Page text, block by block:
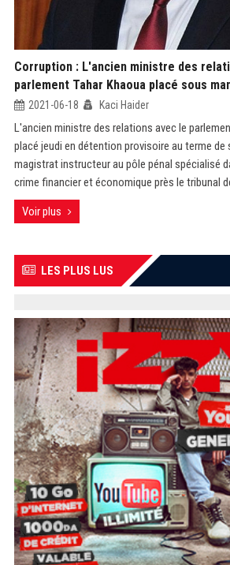
Corruption : L'ancien ministre des
parlement Tahar Khaoua placé sous
2021-06-18 Kaci Haider
L'ancien ministre des relations avec le
placé jeudi en détention provisoire au terme de
magistrat instructeur au pôle pénal spécialisé
crime financier et économique près le tribunal
Voir plus
LES PLUS LUS